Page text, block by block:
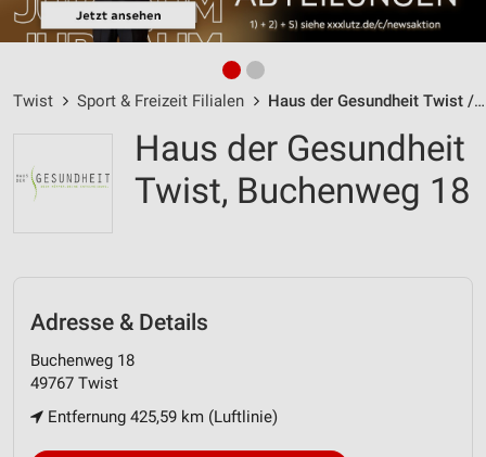
Twist Sport & Freizeit Filialen Haus der Gesundheit Twist / Buchenweg 18 - Öffnungszeiten & Adresse
Haus der Gesundheit
Twist, Buchenweg 18
Adresse & Details
Buchenweg 18
49767 Twist
Entfernung 425,59 km (Luftlinie)